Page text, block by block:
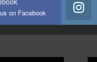
on Facebook